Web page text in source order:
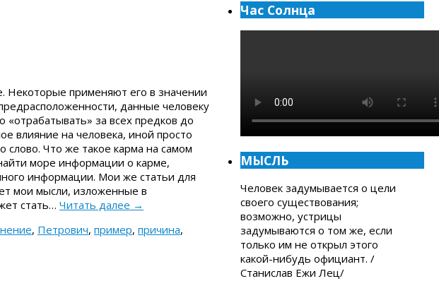
Некоторые применяют его в значении
данные человеку
за всех предков до
влияние на человека, иной просто
Что же такое карма на самом
море информации о карме,
информации. Мои же статьи для
мои мысли, изложенные в
стать… Читать далее →
, Петрович, пример, причина,
Час Солнца
МЫСЛЬ
Человек задумывается о цели
своего существования;
возможно, устрицы
задумываются о том же, если
только им не открыл этого
какой-нибудь официант. /
Станислав Ежи Лец/